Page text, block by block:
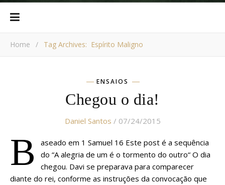
Home / Tag Archives: Espírito Maligno
ENSAIOS
Chegou o dia!
Daniel Santos / 07/24/2015
B
aseado em 1 Samuel 16 Este post é a sequência
do “A alegria de um é o tormento do outro“ O dia
chegou. Davi se preparava para comparecer
diante do rei, conforme as instruções da convocação que